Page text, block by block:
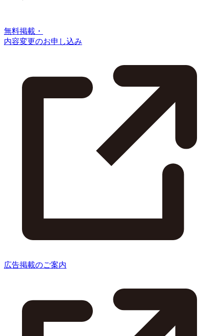
無料掲載・
内容変更のお申し込み
広告掲載のご案内